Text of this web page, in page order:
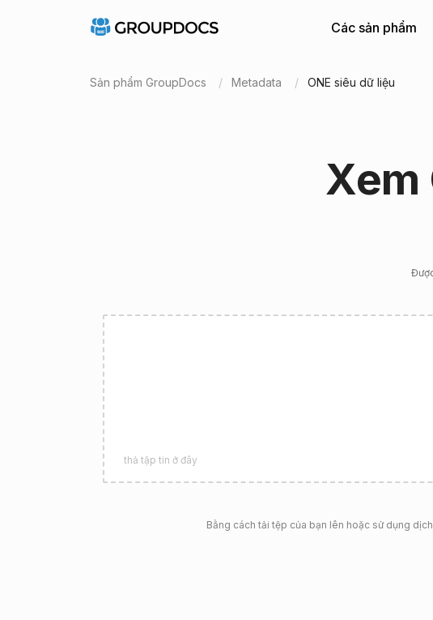
Các sản phẩm
Sản phẩm GroupDocs Metadata ONE siêu dữ liệu
Xem
thả tập tin ở đây
Bằng cách tải tệp của bạn lên hoặc sử dụng